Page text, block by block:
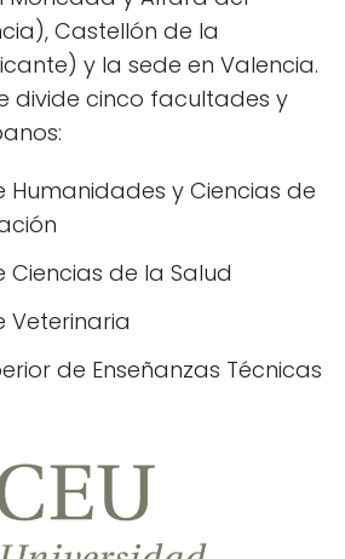
Castellón de la
y la sede en Valencia.
divide cinco facultades y
Humanidades y Ciencias de
de la Salud
Veterinaria
de Enseñanzas Técnicas